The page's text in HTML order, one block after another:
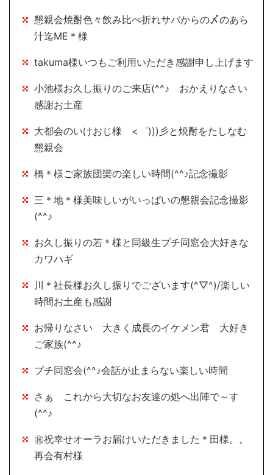
懇親会焼酎色々飲み比べ折れサバからの〆のあら
汁迄ME＊様
takuma様いつもご利用いただき感謝申し上げます
小池様お久し振りのご来店(^^♪ おかえりなさい
感謝お土産
大都会のいけおじ様 <゜)))彡と焼酎をたしなむ
懇親会
橋＊様ご家族団欒の楽しい時間(^^♪記念撮影
三＊地＊様美味しいがいっぱいの懇親会記念撮影
(^^♪
お久し振りの若＊様と同級生プチ同窓会大好きな
カワハギ
川＊社長様お久し振りでございます(^▽^)/楽しい
時間お土産も感謝
お帰りなさい 大きく成長のイケメン君 大好き
ご家族(^^♪
プチ同窓会(^^♪会話が止まらない楽しい時間
さぁ これから大切なお友達の処へ出陣で～す
(^^♪
㊗祝幸せオーラお届けいただきました＊田様。。
再会有村様